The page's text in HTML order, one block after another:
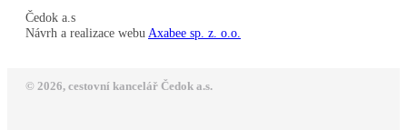
Čedok a.s
Návrh a realizace webu Axabee sp. z. o.o.
© 2026, cestovní kancelář Čedok a.s.